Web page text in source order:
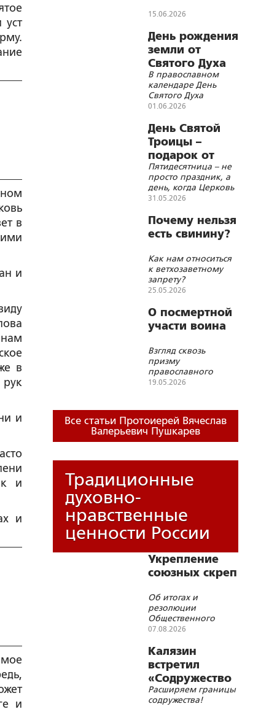
уст
в
и
нам
в
рук
и
и
и
и
15.06.2026
День рождения
земли от
Святого Духа
В православном
календаре День
Святого Духа
занимает особое
01.06.2026
День Святой
Троицы –
подарок от
Бога за веру
Пятидесятница – не
просто праздник, а
день, когда Церковь
получила своё
структуру и силы для
исполнения своего
предназначения
31.05.2026
Почему нельзя
есть свинину?
Как нам относиться
к ветхозаветному
запрету?
25.05.2026
О посмертной
участи воина
Взгляд сквозь
призму
православного
миропонимания. В
19.05.2026
Все статьи Протоиерей Вячеслав
Валерьевич Пушкарев
Традиционные
духовно-
нравственные
ценности России
Укрепление
союзных скреп
Об итогах и
резолюции
Общественного
военно-
форума Союзного
07.08.2026
Калязин
встретил
«Содружество
православной
молодёжи»
Расширяем границы
содружества!